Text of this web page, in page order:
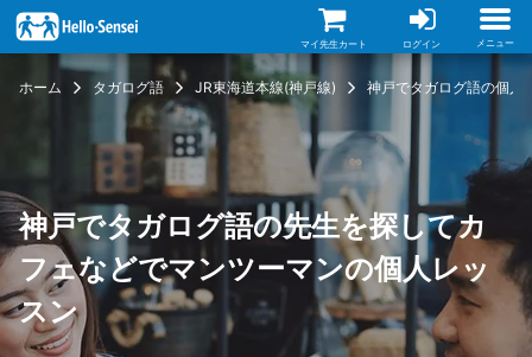
イ
ン
コ
マイ先生カート ログイン メニュー
ホーム タガログ語 JR東海道本線(神戸線) 神戸でタガログ語の個人
神戸でタガログ語の先生を探してカ
フェなどでマンツーマンの個人レッ
スン